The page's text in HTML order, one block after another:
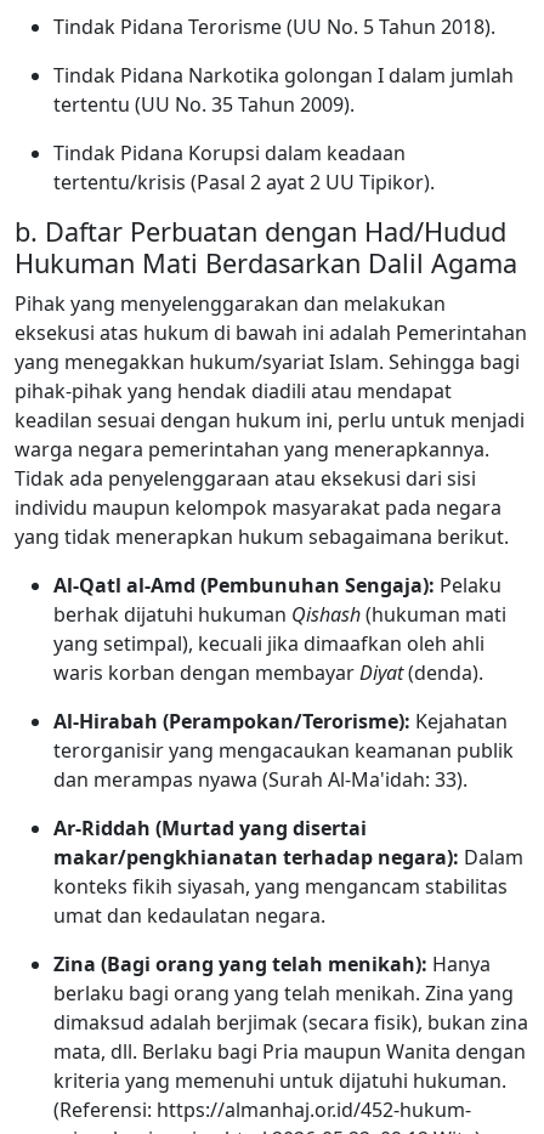
Tindak Pidana Terorisme (UU No. 5 Tahun 2018).
Tindak Pidana Narkotika golongan I dalam jumlah
tertentu (UU No. 35 Tahun 2009).
Tindak Pidana Korupsi dalam keadaan
tertentu/krisis (Pasal 2 ayat 2 UU Tipikor).
b. Daftar Perbuatan dengan Had/Hudud
Hukuman Mati Berdasarkan Dalil Agama
Pihak yang menyelenggarakan dan melakukan
eksekusi atas hukum di bawah ini adalah Pemerintahan
yang menegakkan hukum/syariat Islam. Sehingga bagi
pihak-pihak yang hendak diadili atau mendapat
keadilan sesuai dengan hukum ini, perlu untuk menjadi
warga negara pemerintahan yang menerapkannya.
Tidak ada penyelenggaraan atau eksekusi dari sisi
individu maupun kelompok masyarakat pada negara
yang tidak menerapkan hukum sebagaimana berikut.
Al-Qatl al-Amd (Pembunuhan Sengaja): Pelaku
berhak dijatuhi hukuman Qishash(hukuman mati
yang setimpal), kecuali jika dimaafkan oleh ahli
waris korban dengan membayarDiyat(denda).
Al-Hirabah (Perampokan/Terorisme): Kejahatan
terorganisir yang mengacaukan keamanan publik
dan merampas nyawa (Surah Al-Ma'idah: 33).
Ar-Riddah (Murtad yang disertai
makar/pengkhianatan terhadap negara): Dalam
konteks fikih siyasah, yang mengancam stabilitas
umat dan kedaulatan negara.
Zina (Bagi orang yang telah menikah): Hanya
berlaku bagi orang yang telah menikah. Zina yang
dimaksud adalah berjimak (secara fisik), bukan zina
mata, dll. Berlaku bagi Pria maupun Wanita dengan
kriteria yang memenuhi untuk dijatuhi hukuman.
(Referensi: https://almanhaj.or.id/452-hukum-